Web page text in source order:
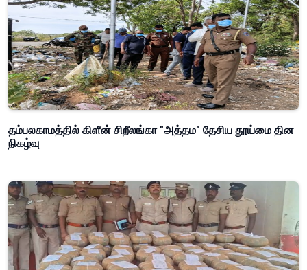
தம்பலகாமத்தில் கிளீன் சிறீலங்கா "அத்தம" தேசிய தூய்மை தின
நிகழ்வு